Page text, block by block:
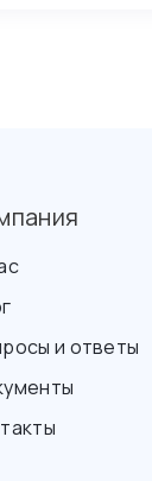
и ответы